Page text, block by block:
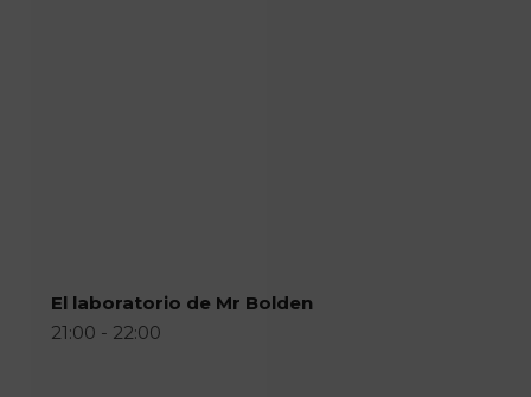
El laboratorio de Mr Bolden
21:00 - 22:00